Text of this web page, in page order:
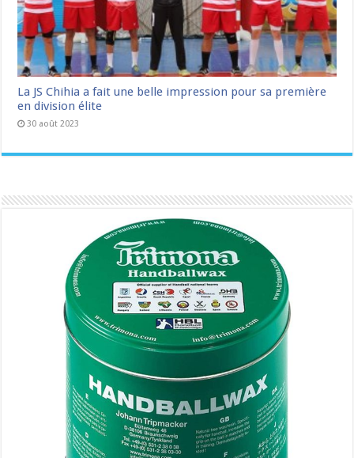
La JS Chihia a fait une belle impression pour sa première
en division élite
30 août 2023